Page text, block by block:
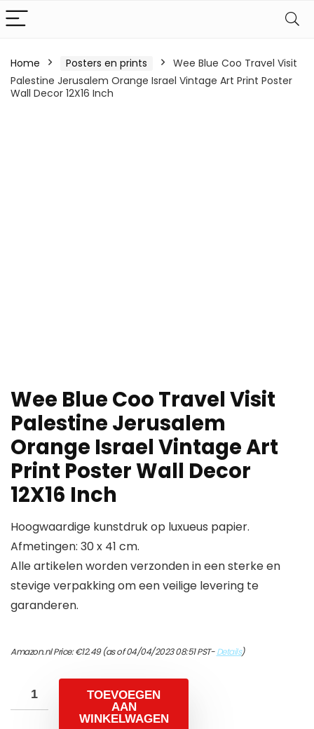
Home Posters en prints
Wee Blue Coo Travel Visit
Palestine Jerusalem Orange Israel Vintage Art Print Poster
Wall Decor 12X16 Inch
Wee Blue Coo Travel Visit
Palestine Jerusalem
Orange Israel Vintage Art
Print Poster Wall Decor
12X16 Inch
Hoogwaardige kunstdruk op luxueus papier.
Afmetingen: 30 x 41 cm.
Alle artikelen worden verzonden in een sterke en
stevige verpakking om een veilige levering te
garanderen.
Amazon.nl Price:€12.49(as of 04/04/2023 08:51 PST-Details)
TOEVOEGEN
AAN
WINKELWAGEN